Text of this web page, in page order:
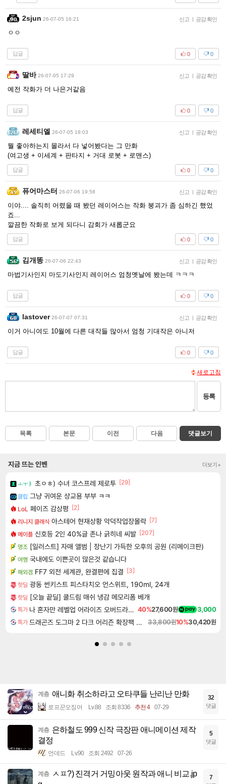
2sjun 26-07-05 16:21 신고 | 공감 확인
ㅇㅇ
답글 0
0
딸바 26-07-05 17:29 신고 | 공감 확인
예전 작화가 더 나은거같음
답글 0
0
레세티엘 26-07-05 18:03 신고 | 공감 확인
뭘 좋아하는지 몰라서 다 넣어봤다는 그 만화
(여고생 + 이세계 + 판타지 + 거대 로봇 + 로맨스)
답글 0
0
퓨어마스터 26-07-06 19:58 신고 | 공감 확인
이야.... 솔직히 어렸을 때 봤던 레이어스는 작화 붕괴가 좀 심하긴 했었
죠...
깔끔한 작화로 보게 되다니 감회가 새롭군요
답글 0
0
김개똥 26-07-06 22:43 신고 | 공감 확인
마법기사인지 마도기사인지 레이어스 엄청옛날에 봤는데 ㅋㅋㅋ
답글 0
0
lastover 26-07-07 07:31 신고 | 공감 확인
이거 아니여도 10월에 다른 대작들 많아서 엄청 기대작은 아니저
답글 0
0
새로고침
등록
목록 본문 이전 다음 댓글보기
지금 뜨는 인벤 더보기+
ㅗㅜㅑ 초ㅇㅎ) 수녀 코스프레 제로투 [29]
클립 그냥 귀여운 상교용 부부 ㅋㅋ
LoL 페이즈 감상평 [2]
리니지 클래식 아스테어 현재상황 악덕작업장몰락 [7]
메이플 신호등 2인 40%글 존나 긁히네 씨발 [207]
명조 [일러스트] 자매 앨범 | 장난기 가득한 오후의 공원 (리메이크판)
여행 국내에도 이쁜곳이 많은것 같습니다
해외겜 FF7 외전 세계관, 완결편에 집결 [3]
핫딜 광동 썬키스트 피스타치오 언스위트, 190ml, 24개
핫딜 [오늘 끝딜] 쿨드림 매쉬 냉감 메모리폼 베개
특가 나 혼자만 레벨업 어라이즈 오버드라이브 Solo Leveling Arise 40%27,600원 3,000
특가 드래곤즈 도그마 2 다크 어리즌 확장팩 예약구매 Dragon's Dogma 2 Dark Arisen Expansion DLC 33,800원10%30,420원
계층 애니화 취소하라고 오타쿠들 난리난 만화
로프꾼오징어 Lv.88 조회 8336 추천 4 07-29
32
댓글
계층 은하철도 999 신작 극장판 애니메이션 제작
결정
언데드 Lv.90 조회 2492 07-26
5
댓글
계층 ㅅㅍ?) 진격거 거밍아웃 원작과 애니 비교.jp
7